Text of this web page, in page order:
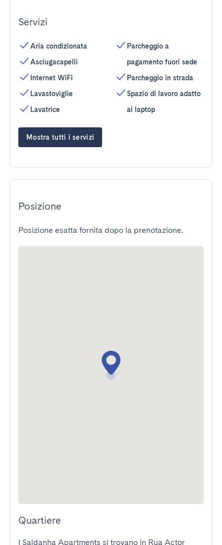
Servizi
Aria condizionata
Asciugacapelli
Internet WiFi
Lavastoviglie
Lavatrice
Parcheggio a
pagamento fuori sede
Parcheggio in strada
Spazio di lavoro adatto
ai laptop
Mostra tutti i servizi
Posizione
Posizione esatta fornita dopo la prenotazione.
Quartiere
I Saldanha Apartments si trovano in Rua Actor